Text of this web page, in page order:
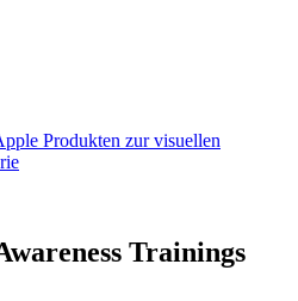
Trainings